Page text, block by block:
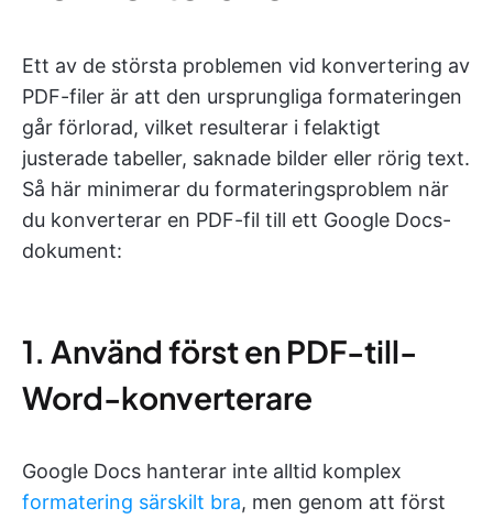
Ett av de största problemen vid konvertering av
PDF-filer är att den ursprungliga formateringen
går förlorad, vilket resulterar i felaktigt
justerade tabeller, saknade bilder eller rörig text.
Så här minimerar du formateringsproblem när
du konverterar en PDF-fil till ett Google Docs-
dokument:
1. Använd först en PDF-till-
Word-konverterare
Google Docs hanterar inte alltid komplex
formatering särskilt bra, men genom att först